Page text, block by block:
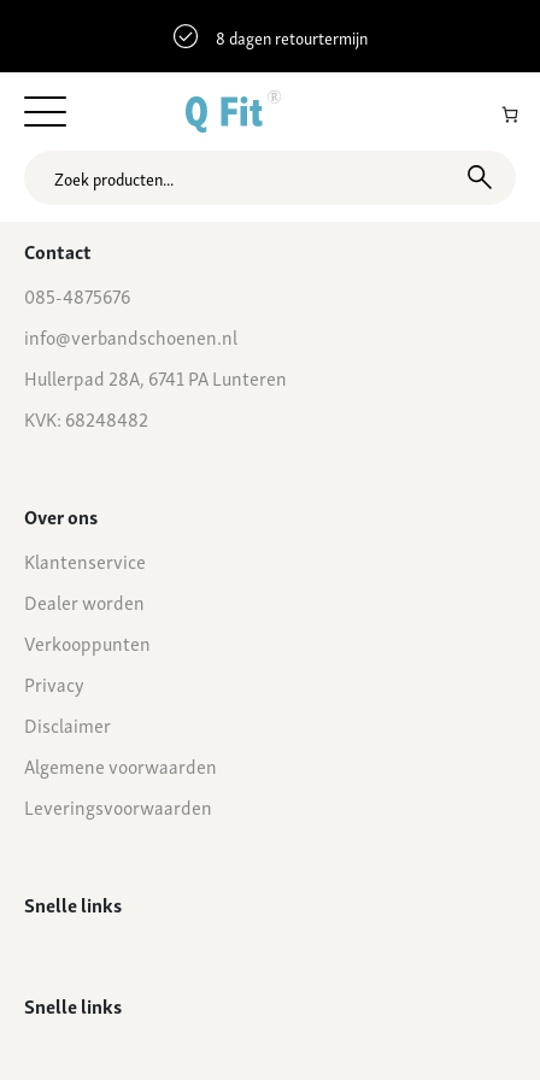
8 dagen retourtermijn
52.3754061 5.7825982 Stationslaan 11, Nunspeet, Nederland
Contact
085-4875676
info@verbandschoenen.nl
Hullerpad 28A, 6741 PA Lunteren
KVK: 68248482
Over ons
Klantenservice
Dealer worden
Verkooppunten
Privacy
Disclaimer
Algemene voorwaarden
Leveringsvoorwaarden
Snelle links
Snelle links